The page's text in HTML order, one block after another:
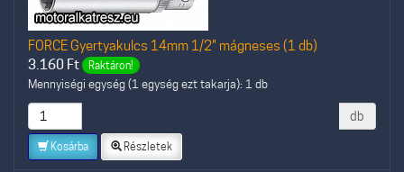
FORCE Gyertyakulcs 14mm 1/2" mágneses (1 db)
3.160 Ft Raktáron!
Mennyiségi egység (1 egység ezt takarja): 1 db
db
Kosárba Részletek